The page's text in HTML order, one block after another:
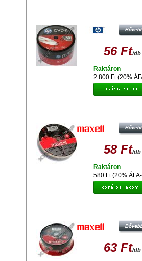
56 Ft/db
2 800 Ft (20%
Raktáron
58 Ft/db
580 Ft (20%
Raktáron
63 Ft/db